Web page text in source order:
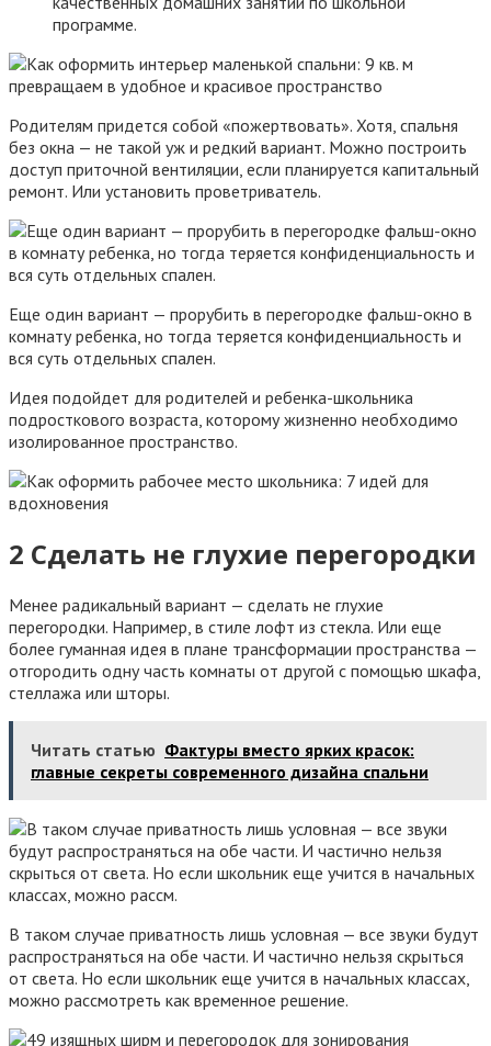
программе.
Родителям придется собой «пожертвовать». Хотя, спальня
без окна — не такой уж и редкий вариант. Можно построить
доступ приточной вентиляции, если планируется капитальный
ремонт. Или установить проветриватель.
Еще один вариант — прорубить в перегородке фальш-окно в
комнату ребенка, но тогда теряется конфиденциальность и
вся суть отдельных спален.
Идея подойдет для родителей и ребенка-школьника
подросткового возраста, которому жизненно необходимо
изолированное пространство.
2 Сделать не глухие перегородки
Менее радикальный вариант — сделать не глухие
перегородки. Например, в стиле лофт из стекла. Или еще
более гуманная идея в плане трансформации пространства —
отгородить одну часть комнаты от другой с помощью шкафа,
стеллажа или шторы.
Читать статью Фактуры вместо ярких красок:
главные секреты современного дизайна спальни
В таком случае приватность лишь условная — все звуки будут
распространяться на обе части. И частично нельзя скрыться
от света. Но если школьник еще учится в начальных классах,
можно рассмотреть как временное решение.